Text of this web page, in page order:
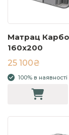
Матрац
160x200
25 100₴
100% в наявності